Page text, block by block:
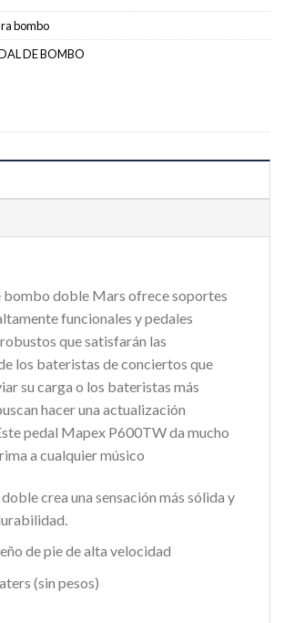
bombo
DE BOMBO
bombo doble Mars ofrece soportes
funcionales y pedales
que satisfarán las
los bateristas de conciertos que
su carga o los bateristas más
hacer una actualización
pedal Mapex P600TW da mucho
a cualquier músico
doble crea una sensación más sólida y
de pie de alta velocidad
(sin pesos)